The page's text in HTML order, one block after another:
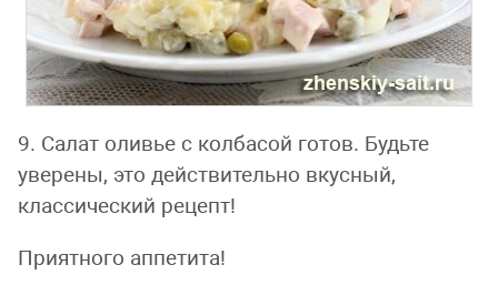
9. Салат оливье с колбасой готов. Будьте
уверены, это действительно вкусный,
классический рецепт!
Приятного аппетита!